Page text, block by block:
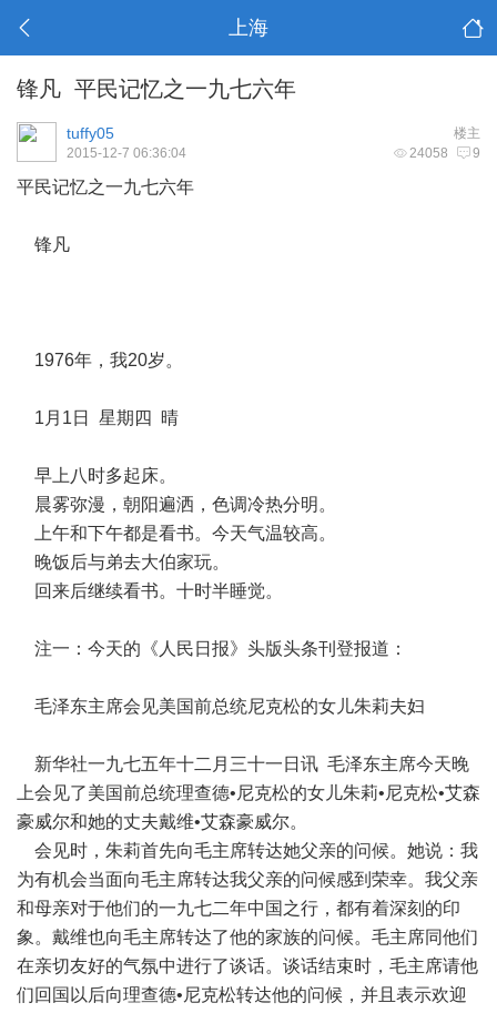
上海
锋凡 平民记忆之一九七六年
楼主
tuffy05
24058 9
2015-12-7 06:36:04
平民记忆之一九七六年
锋凡
1976年，我20岁。
1月1日 星期四 晴
早上八时多起床。
晨雾弥漫，朝阳遍洒，色调冷热分明。
上午和下午都是看书。今天气温较高。
晚饭后与弟去大伯家玩。
回来后继续看书。十时半睡觉。
注一：今天的《人民日报》头版头条刊登报道：
毛泽东主席会见美国前总统尼克松的女儿朱莉夫妇
新华社一九七五年十二月三十一日讯 毛泽东主席今天晚
上会见了美国前总统理查德•尼克松的女儿朱莉•尼克松•艾森
豪威尔和她的丈夫戴维•艾森豪威尔。
会见时，朱莉首先向毛主席转达她父亲的问候。她说：我
为有机会当面向毛主席转达我父亲的问候感到荣幸。我父亲
和母亲对于他们的一九七二年中国之行，都有着深刻的印
象。戴维也向毛主席转达了他的家族的问候。毛主席同他们
在亲切友好的气氛中进行了谈话。谈话结束时，毛主席请他
们回国以后向理查德•尼克松转达他的问候，并且表示欢迎